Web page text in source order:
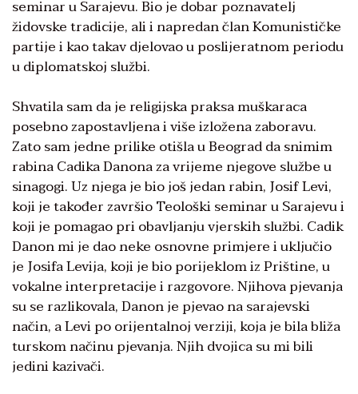
seminar u Sarajevu. Bio je dobar poznavatelj
židovske tradicije, ali i napredan član Komunističke
partije i kao takav djelovao u poslijeratnom periodu
u diplomatskoj službi.
Shvatila sam da je religijska praksa muškaraca
posebno zapostavljena i više izložena zaboravu.
Zato sam jedne prilike otišla u Beograd da snimim
rabina Cadika Danona za vrijeme njegove službe u
sinagogi. Uz njega je bio još jedan rabin, Josif Levi,
koji je također završio Teološki seminar u Sarajevu i
koji je pomagao pri obavljanju vjerskih službi. Cadik
Danon mi je dao neke osnovne primjere i uključio
je Josifa Levija, koji je bio porijeklom iz Prištine, u
vokalne interpretacije i razgovore. Njihova pjevanja
su se razlikovala, Danon je pjevao na sarajevski
način, a Levi po orijentalnoj verziji, koja je bila bliža
turskom načinu pjevanja. Njih dvojica su mi bili
jedini kazivači.